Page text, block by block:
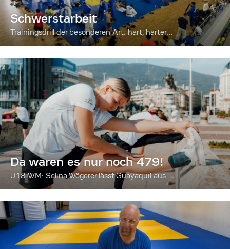
Schwerstarbeit
Trainingsdrill der besonderen Art: hart, härter...
Da waren es nur noch 479!
U18-WM: Selina Wögerer lässt Guayaquil aus